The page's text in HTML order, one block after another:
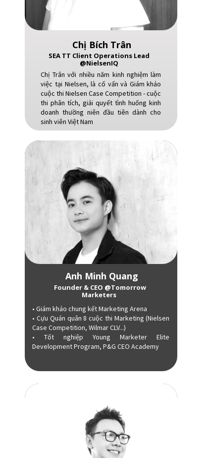
Anh Minh Quang
Founder & CEO @Tomorrow
Marketers
• Giám khảo chung kết Marketing Arena
• Cựu Quán quân 8 cuộc thi Marketing (Nielsen
Case Competition, Wilmar CLV...)
• Tốt nghiệp Young Marketer Elite
Development Program, P&G CEO Academy
Chị Bích Trân
SEA TT Client Operations Lead
@NielsenIQ
Chị Trân với nhiều năm kinh nghiệm làm
việc tại Nielsen, là cố vấn và Giám khảo
cuộc thi Nielsen Case Competition - cuộc
thi phân tích, giải quyết tình huống kinh
doanh thường niên đầu tiên dành cho
sinh viên Việt Nam